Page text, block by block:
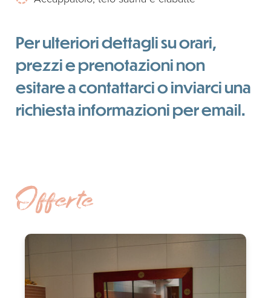
Per ulteriori dettagli su orari,
prezzi e prenotazioni non
esitare a contattarci o inviarci una
richiesta informazioni per email.
Offerte